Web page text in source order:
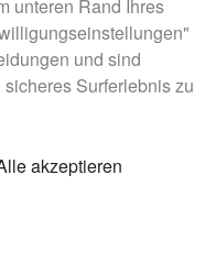
unteren Rand Ihres
und sind
Surferlebnis zu
akzeptieren